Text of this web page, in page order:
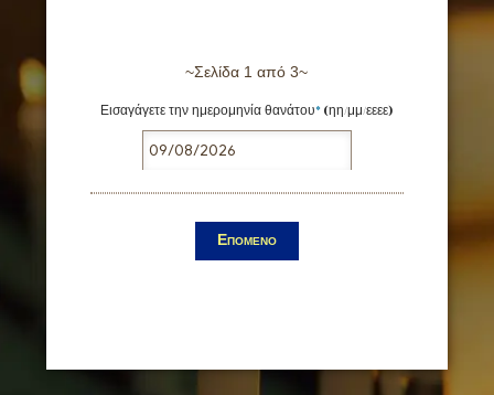
Σελίδα 1 από 3
Εισαγάγετε την ημερομηνία θανάτου* (ηη/μμ/εεεε)
Επομενο